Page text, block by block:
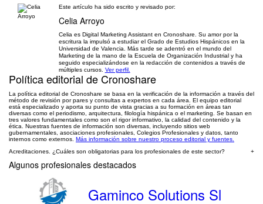
Este artículo ha sido escrito y revisado por:
Celia Arroyo
Celia es Digital Marketing Assistant en Cronoshare. Su amor por la
escritura la impulsó a estudiar el Grado de Estudios Hispánicos en la
Universidad de Valencia. Más tarde se adentró en el mundo del
Marketing de la mano de la Escuela de Organización Industrial y ha
seguido especializándose en la redacción de contenidos a través de
múltiples cursos. Ver perfil.
Política editorial de Cronoshare
La política editorial de Cronoshare se basa en la verificación de la información a través del
método de revisión por pares y consultas a expertos en cada área. El equipo editorial
está especializado y aporta su punto de vista gracias a su formación en áreas tan
diversas como el periodismo, arquitectura, filología hispánica o el marketing. Se basan en
tres valores fundamentales como son el rigor informativo, la calidad del contenido y la
ética. Nuestras fuentes de información son diversas, incluyendo sitios web
gubernamentales, asociaciones profesionales, Colegios Profesionales y datos, tanto
internos como externos. Más información sobre nuestro proceso editorial y fuentes.
Acreditaciones. ¿Cuáles son obligatorias para los profesionales de este sector?
+
Algunos profesionales destacados
Gaminco Solutions Sl